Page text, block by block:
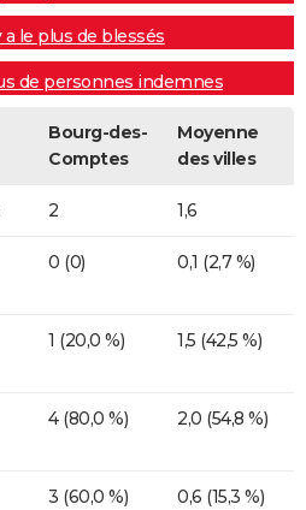
a le plus de blessés
de personnes indemnes
Bourg-des-
Comptes
Moyenne
des villes
2 1,6
0 (0) 0,1 (2,7 %)
1 (20,0 %) 1,5 (42,5 %)
4 (80,0 %) 2,0 (54,8 %)
3 (60,0 %) 0,6 (15,3 %)